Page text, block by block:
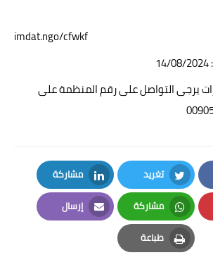
imdat.ngo/cfwkf
يرجى التواصل على رقم المنظمة على
تغريد
Twitter
مشاركة
LinkedIn
مشاركة
Whatsapp
إرسال
Email
طباعة
Print